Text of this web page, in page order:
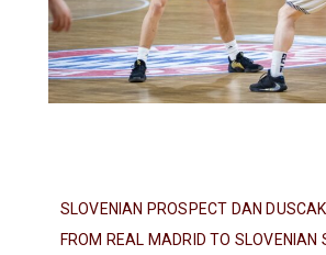
SLOVENIAN PROSPECT DAN
FROM REAL MADRID TO SLOVENIAN